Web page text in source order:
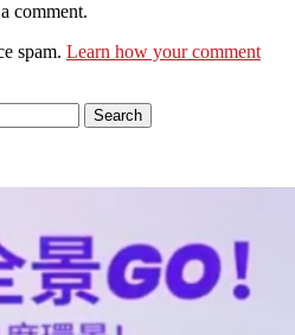
comment.
spam. Learn how your comment
Search